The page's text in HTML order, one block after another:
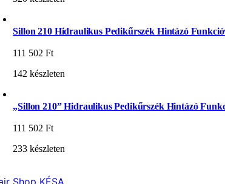
Sillon 210 Hidraulikus Pedikűrszék Hintázó
111 502Ft
142 készleten
„Sillon 210” Hidraulikus Pedikűrszék Hintázó
111 502Ft
233 készleten
Shop KÉSA